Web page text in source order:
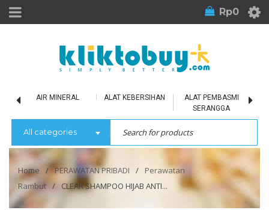
Rp0
AIR MINERAL ALAT KEBERSIHAN
ALAT PEMBASMI
SERANGGA
All categories
Home / PERAWATAN PRIBADI / Perawatan
Rambut / CLEAR SHAMPOO HIJAB ANTI...